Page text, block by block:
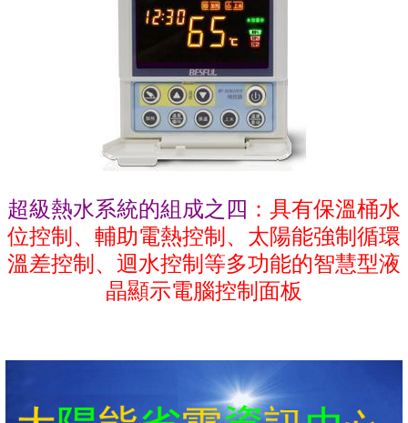
超級熱水系統的組成之四 ：具有保溫桶水
位控制、輔助電熱控制、太陽能強制循環
溫差控制、迴水控制等多功能的智慧型液
晶顯示電腦控制面板